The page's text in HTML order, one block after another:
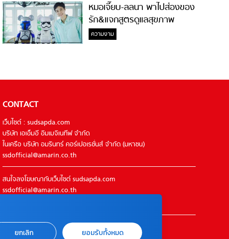
หมอเจี๊ยบ-ลลนา พาไปส่องของ
รัก&แจกสูตรดูแลสุขภาพ
#ล้างจมูกไม่ยากจะสอนให้
ความงาม
CONTACT
เว็บไซต์ : sudsapda.com
บริษัท เอเอ็มอี อิมเมจิเนทีฟ จำกัด
ในเครือ บริษัท อมรินทร์ คอร์เปอเรชั่นส์ จำกัด (มหาชน)
ssdofficial@amarin.co.th
สนใจลงโฆษณากับเว็บไซต์ sudsapda.com
ssdofficial@amarin.co.th
ติดต่อแจ้งปัญหาหรือร้องเรียน
ยกเลิก ยอมรับทั้งหมด